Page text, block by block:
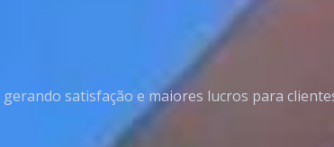
satisfação e maiores lucros para